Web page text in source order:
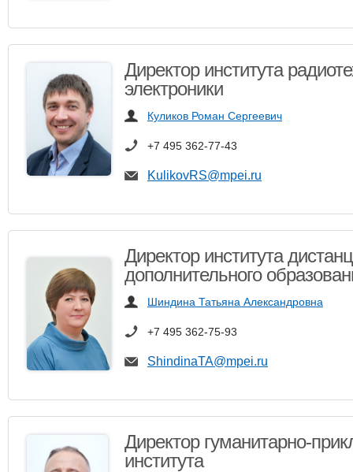
Директор института
электроники
Куликов Роман Сергеевич
+7 495 362-77-43
KulikovRS@mpei.ru
​Директор института
дополнительного
Шиндина Татьяна Александровна
+7 495 362-75-93
ShindinaTA@mpei.ru
Директор гуманитарно-
института